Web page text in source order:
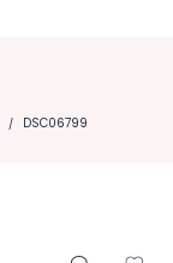
/ DSC06799